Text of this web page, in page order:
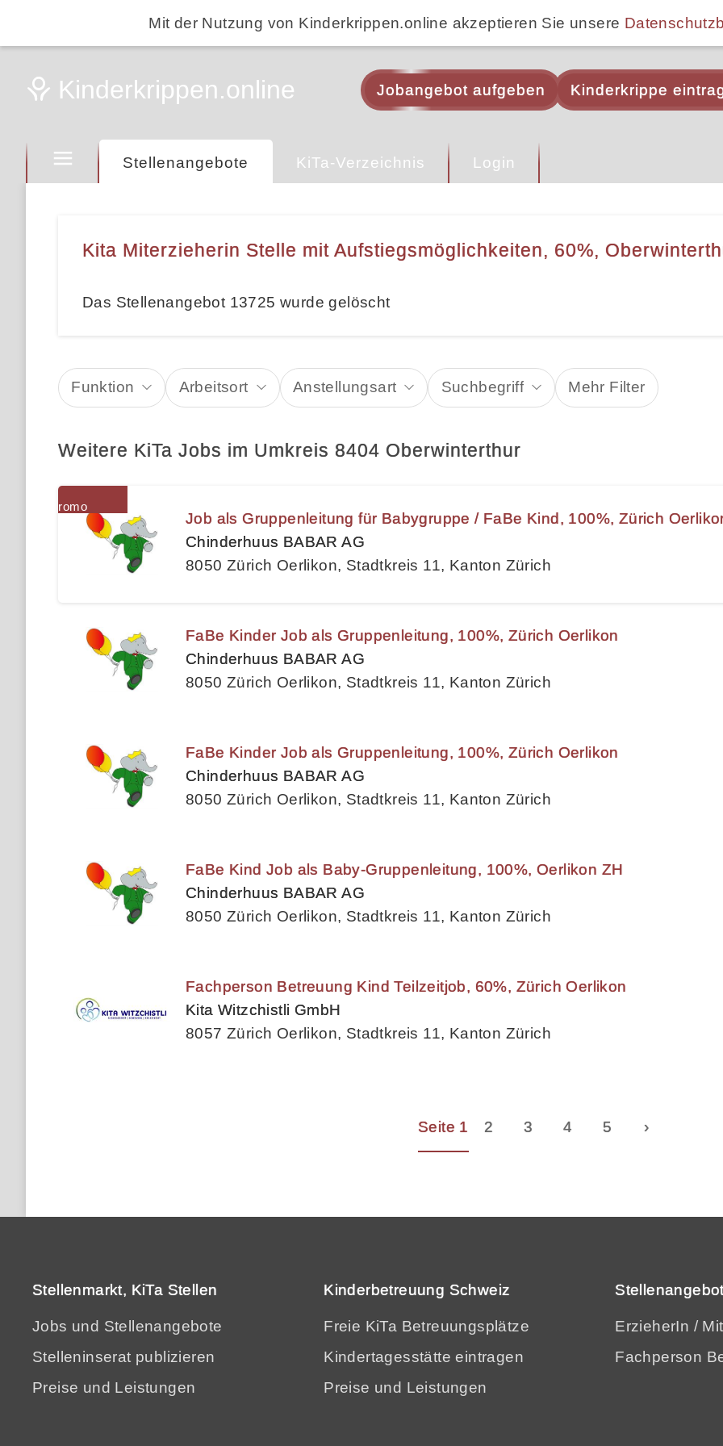
Mit der Nutzung von Kinderkrippen.online akzeptieren Sie unsere
Jobangebot aufgeben Kinderkrippe
Stellenangebote KiTa-Verzeichnis Login
Kita Miterzieherin Stelle mit Aufstiegsmöglichkeiten, 60%,
Das Stellenangebot 13725 wurde gelöscht
Funktion Arbeitsort Anstellungsart Suchbegriff Mehr Filter
Weitere KiTa Jobs im Umkreis 8404 Oberwinterthur
Job als Gruppenleitung für Babygruppe / FaBe Kind, 100%, Zürich
Chinderhuus BABAR AG
8050 Zürich Oerlikon, Stadtkreis 11, Kanton Zürich
FaBe Kinder Job als Gruppenleitung, 100%, Zürich Oerlikon
Chinderhuus BABAR AG
8050 Zürich Oerlikon, Stadtkreis 11, Kanton Zürich
FaBe Kinder Job als Gruppenleitung, 100%, Zürich Oerlikon
Chinderhuus BABAR AG
8050 Zürich Oerlikon, Stadtkreis 11, Kanton Zürich
FaBe Kind Job als Baby-Gruppenleitung, 100%, Oerlikon ZH
Chinderhuus BABAR AG
8050 Zürich Oerlikon, Stadtkreis 11, Kanton Zürich
Fachperson Betreuung Kind Teilzeitjob, 60%, Zürich Oerlikon
Kita Witzchistli GmbH
8057 Zürich Oerlikon, Stadtkreis 11, Kanton Zürich
Seite 1 2 3 4 5 ›
Stellenmarkt, KiTa Stellen
Jobs und Stellenangebote
Stelleninserat publizieren
Preise und Leistungen
Kinderbetreuung Schweiz
Freie KiTa Betreuungsplätze
Kindertagesstätte eintragen
Preise und Leistungen
ErzieherIn /
Fachperson